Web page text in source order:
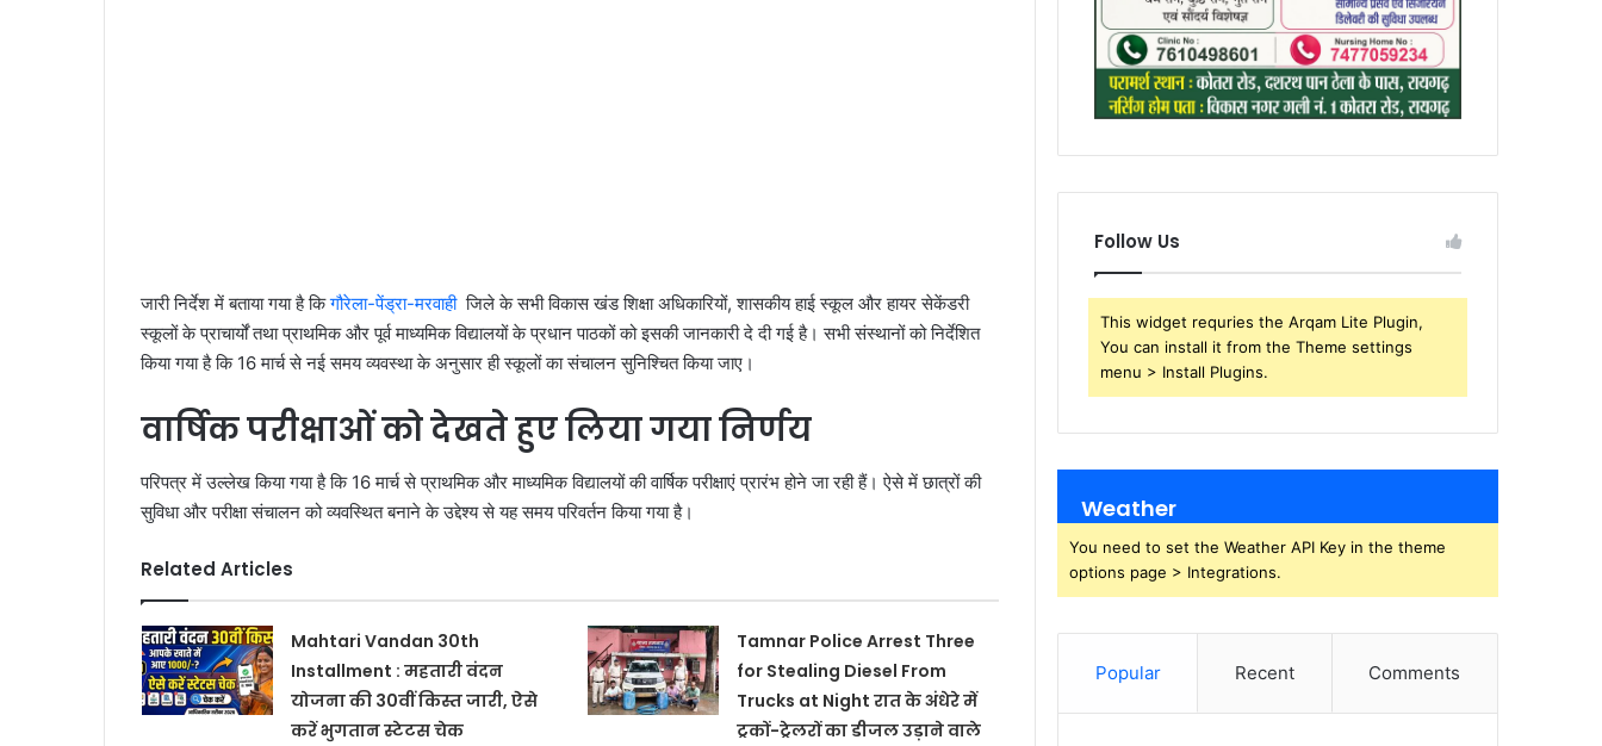
जारी निर्देश में बताया गया है किगौरेला-पेंड्रा-मरवाही जिले के सभी विकास खंड शिक्षा अधिकारियों, शासकीय हाई स्कूल और हायर सेकेंडरी
स्कूलों के प्राचार्यों तथा प्राथमिक और पूर्व माध्यमिक विद्यालयों के प्रधान पाठकों को इसकी जानकारी दे दी गई है। सभी संस्थानों को निर्देशित
किया गया है कि 16 मार्च से नई समय व्यवस्था के अनुसार ही स्कूलों का संचालन सुनिश्चित किया जाए।
वार्षिक परीक्षाओं को देखते हुए लिया गया निर्णय
परिपत्र में उल्लेख किया गया है कि 16 मार्च से प्राथमिक और माध्यमिक विद्यालयों की वार्षिक परीक्षाएं प्रारंभ होने जा रही हैं। ऐसे में छात्रों की
सुविधा और परीक्षा संचालन को व्यवस्थित बनाने के उद्देश्य से यह समय परिवर्तन किया गया है।
Related Articles
Mahtari Vandan 30th
Installment : महतारी वंदन
योजना की 30वीं किस्त जारी, ऐसे
करें भुगतान स्टेटस चेक
Tamnar Police Arrest Three
for Stealing Diesel From
Trucks at Night रात के अंधेरे में
ट्रकों-ट्रेलरों का डीजल उड़ाने वाले
Follow Us
This widget requries the Arqam Lite Plugin,
You can install it from the Theme settings
menu > Install Plugins.
Weather
You need to set the Weather API Key in the theme
options page > Integrations.
Popular Recent Comments